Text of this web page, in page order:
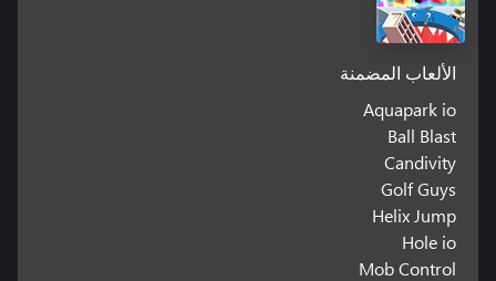
الألعاب المضمنة
Aquapark io
Ball Blast
Candivity
Golf Guys
Helix Jump
Hole io
Mob Control